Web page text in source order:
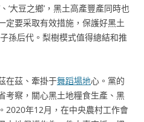
‘大豆之鄉’，黑土高產豐產同時也
定要采取有效措施，保護好黑土
孫后代。梨樹模式值得總結和推
在茲、牽掛于舞蹈場地心。黨的
考察，關心黑土地糧食生產、黑
。2020年12月，在中央農村工作會